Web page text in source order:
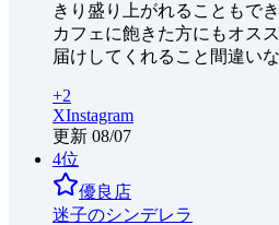
きり盛り上がれることもで
カフェに飽きた方にもオス
届けしてくれること間違い
+2
XInstagram
更新 08/07
4位
優良店
迷子のシンデレラ